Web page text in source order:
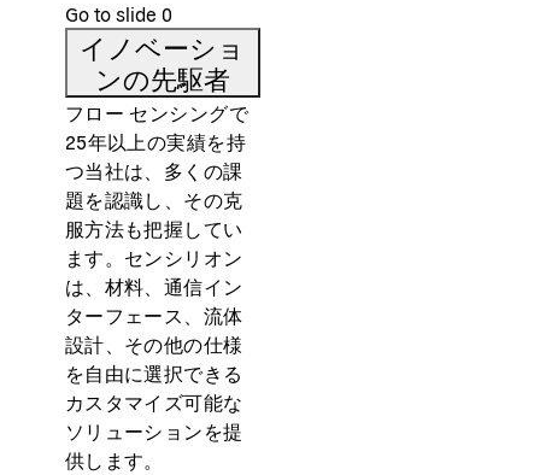
Go to slide 0
イノベーショ
ンの先駆者
フロー センシングで
25年以上の実績を持
つ当社は、多くの課
題を認識し、その克
服方法も把握してい
ます。センシリオン
は、材料、通信イン
ターフェース、流体
設計、その他の仕様
を自由に選択できる
カスタマイズ可能な
ソリューションを提
供します。